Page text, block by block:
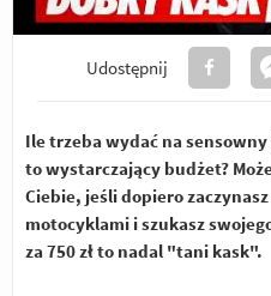
Udostępnij
Ile trzeba wydać na sensowny
to wystarczający budżet?
Ciebie, jeśli dopiero
motocyklami i szukasz
za 750 zł to nadal "tani kask".